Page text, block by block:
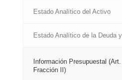
Estado Analítico del Activo
Estado Analítico de la Deuda
Información Presupuestal (Art.
Fracción II)